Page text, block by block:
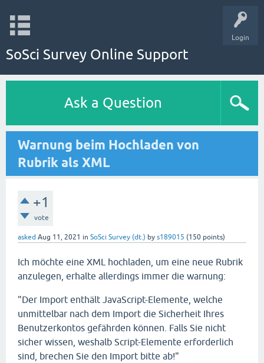
Login
SoSci Survey Online Support
Ask a Question
Warnung beim Hochladen von
Rubrik als XML
+1
vote
asked Aug 11, 2021 in SoSci Survey (dt.) by s189015 (150 points)
Ich möchte eine XML hochladen, um eine neue Rubrik
anzulegen, erhalte allerdings immer die warnung:
"Der Import enthält JavaScript-Elemente, welche
unmittelbar nach dem Import die Sicherheit Ihres
Benutzerkontos gefährden können. Falls Sie nicht
sicher wissen, weshalb Script-Elemente erforderlich
sind, brechen Sie den Import bitte ab!"